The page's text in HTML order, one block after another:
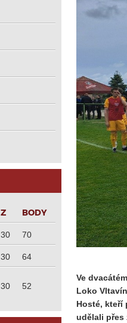
Ve
Loko
Hosté, kteří
udělali přes
Z B
30 70
30 64
30 52